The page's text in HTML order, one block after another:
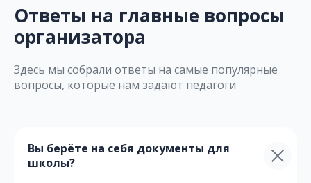
Ответы на главные вопросы
организатора
Здесь мы собрали ответы на самые популярные
вопросы, которые нам задают педагоги
Вы берёте на себя документы для
школы?